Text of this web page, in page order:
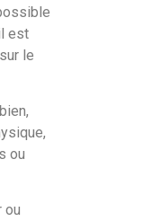
est
le
ou
ou